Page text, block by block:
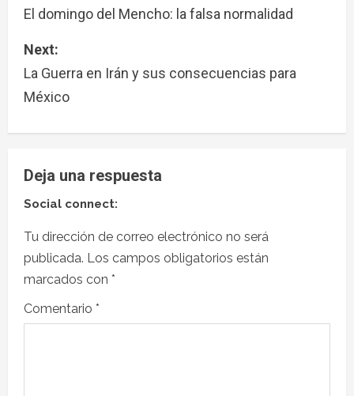
El domingo del Mencho: la falsa normalidad
Next:
La Guerra en Irán y sus consecuencias para
México
Deja una respuesta
Social connect:
Tu dirección de correo electrónico no será
publicada. Los campos obligatorios están
marcados con *
Comentario *